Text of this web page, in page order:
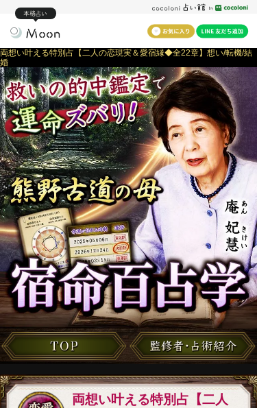
本格占い
両想い叶える特別占【二人の恋現実＆愛宿縁◆全22章】想い/転機/結
婚
両想い叶える特別占【二人